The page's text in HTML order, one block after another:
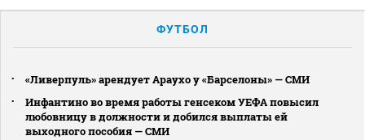
ФУТБОЛ
«Ливерпуль» арендует Араухо у «Барселоны» — СМИ
Инфантино во время работы генсеком УЕФА повысил
любовницу в должности и добился выплаты ей
выходного пособия — СМИ